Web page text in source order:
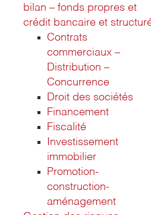
bilan – fonds propres et
crédit bancaire et
Contrats
commerciaux –
Distribution –
Concurrence
Droit des sociétés
Financement
Fiscalité
Investissement
immobilier
Promotion-
construction-
aménagement